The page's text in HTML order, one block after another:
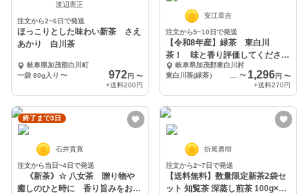
渡辺憲正
注文から2~6日で発送
ほっこりとした味わい新茶 さえ
あかり 白川茶
岐阜県加茂郡白川町
一袋 80g入り 〜 972円 〜
+送料200円
安江章吉
注文から5~10日で発送
【令和8年産】緑茶 東白川
茶！ 味と香り評価してくださ
い！岐阜県加茂郡東白川村
〜 1,296円 〜
+送料270円
終了まで3日
石井貴寛
注文から当日~4日で発送
《新茶》☆ 八女茶 贈り物や
癒しのひと時に 香り旨みをお楽
折尾勇樹
注文から2~7日で発送
【送料無料】数量限定新茶2袋セ
ット 知覧茶 深蒸し煎茶 100g×2